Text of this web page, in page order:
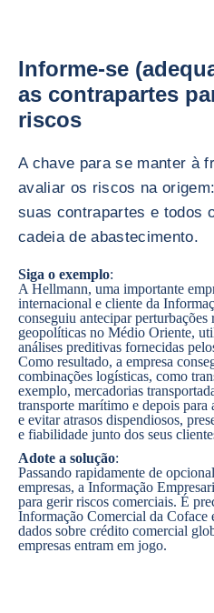
Informe-se
as contrapartes
riscos
A chave para se manter à
avaliar os riscos na
suas contrapartes e todos
cadeia de abastecimento.
Siga o exemplo:
A Hellmann, uma importante
internacional e cliente da
conseguiu antecipar perturbações
geopolíticas no Médio Oriente,
análises preditivas fornecidas
Como resultado, a empresa
combinações logísticas, como
exemplo, mercadorias
transporte marítimo e depois para
e evitar atrasos dispendiosos,
e fiabilidade junto dos seus
Adote a solução:
Passando rapidamente de
empresas, a Informação
para gerir riscos comerciais. É
Informação Comercial da Coface
dados sobre crédito comercial
empresas entram em jogo.